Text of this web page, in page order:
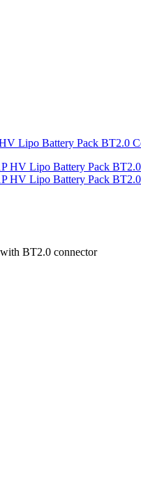
Lipo Battery Pack BT2.0
BT2.0 connector